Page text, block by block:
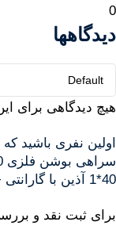
0
دیدگاهها
هیچ دیدگاهی برای
اولین نفری باشید
40*1 آذین با گارانتی + تخفیف + ارسال فوری”
برای ثبت نقد و